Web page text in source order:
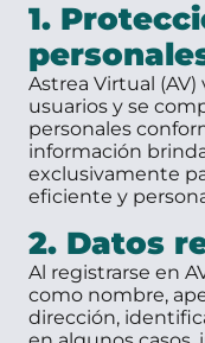
1.
Astrea Virtual
usuarios y se
personales
información
exclusivamente
eficiente y
2. Datos
Al registrarse en
como nombre,
dirección,